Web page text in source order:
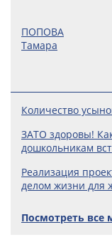
ПОПОВА
Тамара
Количество
ЗАТО здоровы!
дошкольникам
Реализация
делом жизни для
Посмотреть все